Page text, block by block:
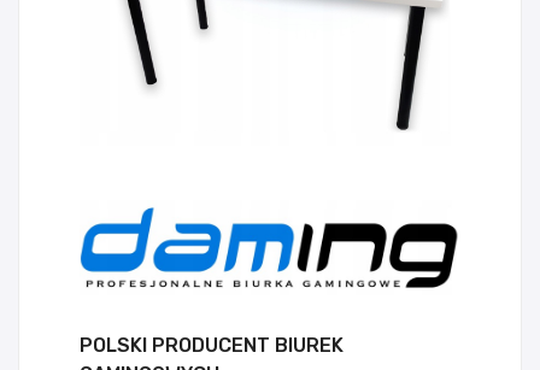
POLSKI PRODUCENT BIUREK